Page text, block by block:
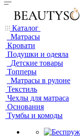
Каталог
Матрасы
Кровати
Подушки и одеяла
Детские товары
Топперы
Матрасы в рулоне
Текстиль
Чехлы для матраса
Основания
Тумбы и комоды